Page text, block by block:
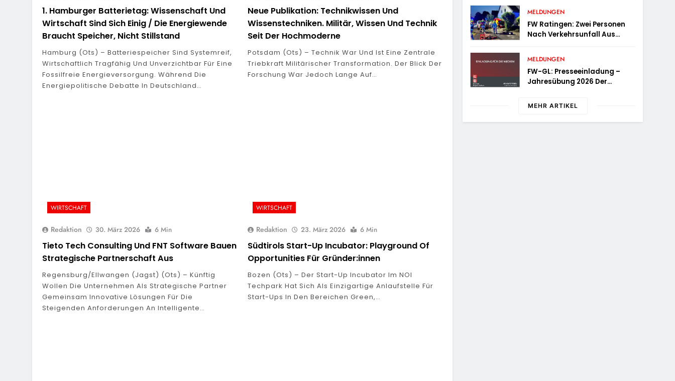
1. Hamburger Batterietag: Wissenschaft Und
Wirtschaft Sind Sich Einig / Die Energiewende
Braucht Speicher, Nicht Stillstand
Hamburg (ots) – Batteriespeicher Sind Systemreif,
Wirtschaftlich Tragfähig Und Unverzichtbar Für Eine
Fossilfreie Energieversorgung. Während Die
Energiepolitische Debatte In Deutschland…
Neue Publikation: Technikwissen Und
Wissenstechniken. Militär, Wissen Und Technik
Seit Der Hochmoderne
Potsdam (ots) – Technik War Und Ist Eine Zentrale
Triebkraft Militärischer Transformation. Der Blick Der
Forschung War Jedoch Lange Auf…
WIRTSCHAFT
Redaktion 30. März 2026 6 Min
Tieto Tech Consulting Und FNT Software Bauen
Strategische Partnerschaft Aus
Regensburg/Ellwangen (Jagst) (ots) – Künftig
Wollen Die Unternehmen Als Strategische Partner
Gemeinsam Innovative Lösungen Für Die
Steigenden Anforderungen An Intelligente…
WIRTSCHAFT
Redaktion 23. März 2026 6 Min
Südtirols Start-Up Incubator: Playground Of
Opportunities Für Gründer:innen
Bozen (ots) – Der Start-Up Incubator Im NOI
Techpark Hat Sich Als Einzigartige Anlaufstelle Für
Start-Ups In Den Bereichen Green,…
MELDUNGEN
FW Ratingen: Zwei Personen
Nach Verkehrsunfall Aus
MELDUNGEN
FW-GL: Presseeinladung –
Jahresübung 2026 Der
Am 20.06.2026
MEHR ARTIKEL